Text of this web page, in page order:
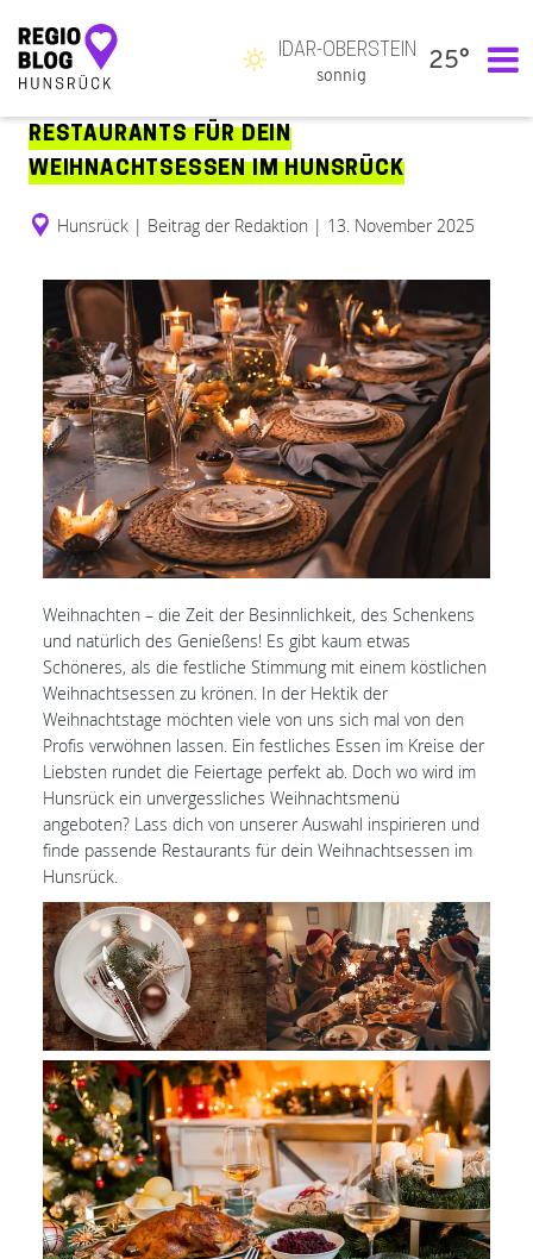
Hauptnavigation
IDAR-OBERSTEIN
sonnig
25°
RESTAURANTS FÜR DEIN
WEIHNACHTSESSEN IM HUNSRÜCK
Hunsrück | Beitrag der Redaktion | 13. November 2025
Weihnachten – die Zeit der Besinnlichkeit, des Schenkens
und natürlich des Genießens! Es gibt kaum etwas
Schöneres, als die festliche Stimmung mit einem köstlichen
Weihnachtsessen zu krönen. In der Hektik der
Weihnachtstage möchten viele von uns sich mal von den
Profis verwöhnen lassen. Ein festliches Essen im Kreise der
Liebsten rundet die Feiertage perfekt ab. Doch wo wird im
Hunsrück ein unvergessliches Weihnachtsmenü
angeboten? Lass dich von unserer Auswahl inspirieren und
finde passende Restaurants für dein Weihnachtsessen im
Hunsrück.